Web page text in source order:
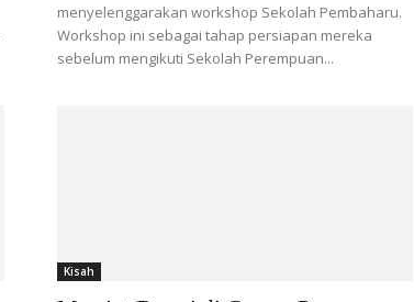
menyelenggarakan workshop Sekolah Pembaharu.
Workshop ini sebagai tahap persiapan mereka
sebelum mengikuti Sekolah Perempuan...
Kisah